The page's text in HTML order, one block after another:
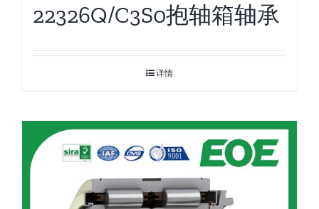
22326Q/C3S0抱轴箱轴承
详情